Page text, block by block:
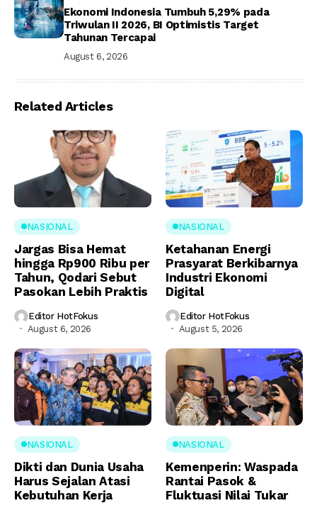
Ekonomi Indonesia Tumbuh 5,29% pada
Triwulan II 2026, BI Optimistis Target
Tahunan Tercapai
August 6, 2026
Related Articles
NASIONAL
Jargas Bisa Hemat
hingga Rp900 Ribu per
Tahun, Qodari Sebut
Pasokan Lebih Praktis
Editor HotFokus
August 6, 2026
NASIONAL
Ketahanan Energi
Prasyarat Berkibarnya
Industri Ekonomi
Digital
Editor HotFokus
August 5, 2026
NASIONAL
Dikti dan Dunia Usaha
Harus Sejalan Atasi
Kebutuhan Kerja
NASIONAL
Kemenperin: Waspada
Rantai Pasok &
Fluktuasi Nilai Tukar